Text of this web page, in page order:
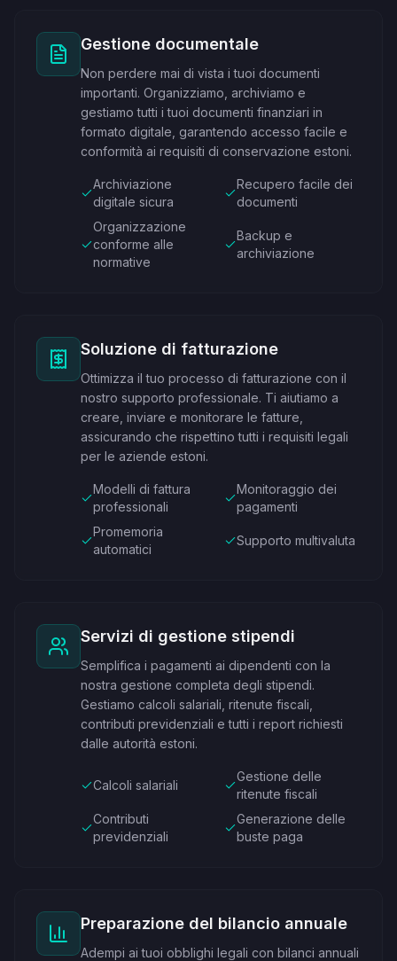
Gestione documentale
Non perdere mai di vista i tuoi documenti
importanti. Organizziamo, archiviamo e
gestiamo tutti i tuoi documenti finanziari in
formato digitale, garantendo accesso facile e
conformità ai requisiti di conservazione estoni.
Archiviazione
digitale sicura
Recupero facile dei
documenti
Organizzazione
conforme alle
normative
Backup e
archiviazione
Soluzione di fatturazione
Ottimizza il tuo processo di fatturazione con il
nostro supporto professionale. Ti aiutiamo a
creare, inviare e monitorare le fatture,
assicurando che rispettino tutti i requisiti legali
per le aziende estoni.
Modelli di fattura
professionali
Monitoraggio dei
pagamenti
Promemoria
automatici
Supporto multivaluta
Servizi di gestione stipendi
Semplifica i pagamenti ai dipendenti con la
nostra gestione completa degli stipendi.
Gestiamo calcoli salariali, ritenute fiscali,
contributi previdenziali e tutti i report richiesti
dalle autorità estoni.
Calcoli salariali
Gestione delle
ritenute fiscali
Contributi
previdenziali
Generazione delle
buste paga
Preparazione del bilancio annuale
Adempi ai tuoi obblighi legali con bilanci annuali